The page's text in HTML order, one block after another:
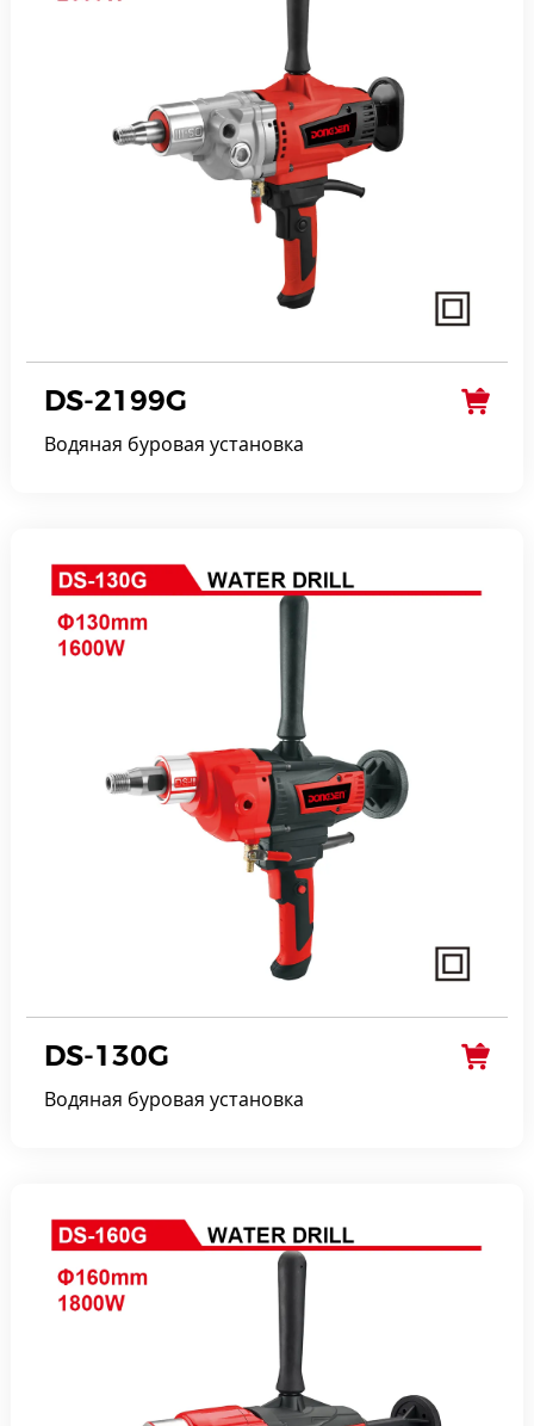
DS-2199G
Водяная буровая установка
DS-130G
Водяная буровая установка